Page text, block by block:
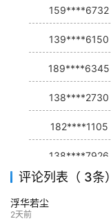
159****6732
139****6150
189****6345
138****2730
182****1105
138****7926
139****9233
评论列表（ 3条）
浮华若尘
2天前